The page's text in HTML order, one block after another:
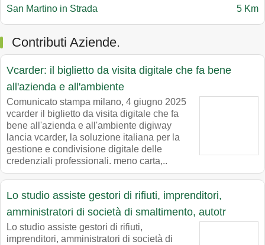
San Martino in Strada
5 Km
Contributi Aziende.
Vcarder: il biglietto da visita digitale che fa bene
all'azienda e all'ambiente
Comunicato stampa milano, 4 giugno 2025
vcarder il biglietto da visita digitale che fa
bene all'azienda e all'ambiente digiway
lancia vcarder, la soluzione italiana per la
gestione e condivisione digitale delle
credenziali professionali. meno carta,..
Lo studio assiste gestori di rifiuti, imprenditori,
amministratori di società di smaltimento, autotr
Lo studio assiste gestori di rifiuti,
imprenditori, amministratori di società di